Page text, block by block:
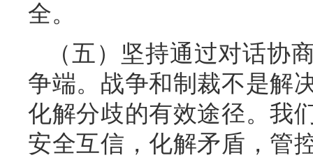
全。
（五）坚持通过对话协
争端。战争和制裁不是解
化解分歧的有效途径。我
安全互信，化解矛盾，管